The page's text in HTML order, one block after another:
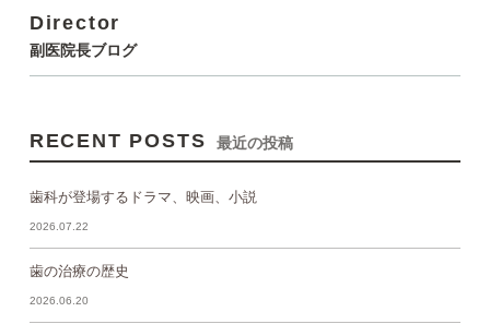
Director
副医院長ブログ
RECENT POSTS 最近の投稿
歯科が登場するドラマ、映画、小説
2026.07.22
歯の治療の歴史
2026.06.20